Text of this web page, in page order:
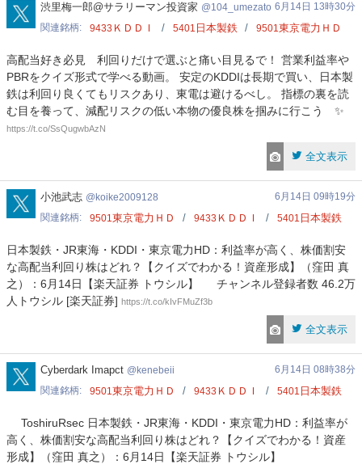
104_umezato
渋里梅一郎@サラリーマン投資家 104_umezato 6月14日 13時30分
関連銘柄
9433 ＫＤＤＩ 5401 日本製鉄 9501東京電力ＨＤ
高配当好き必見 利回りだけで選ぶと痛い目見るで！ 営業利益率や
PBRをクイズ形式で学べる動画。 安定のKDDIは長期で買い、日本製
鉄は利回り良くてもリスクあり、東電は避けるべし。 指標の裏を読
む目を養って、減配リスクの低い本物の優良株を掴みに行こう ✨
https://t.co/SsQugwbAzN
全文表示
koike2009128
小池武志 koike2009128
6月14日 09時19分
関連銘柄
9501東京電力ＨＤ 9433 ＫＤＤＩ 5401 日本製鉄
日本製鉄・JR東海・KDDI・東京電力HD：利益率が高く、株価割安
な高配当利回り株はどれ？【クイズでわかる！資産形成】（窪田 真
之）：6月14日【楽天証券 トウシル】 チャンネル登録者数 46.2万
人トウシル [楽天証券] https://t.co/kIvFMuZf3b
全文表示
kenebeii
Cyberdark Imapct kenebeii
6月14日 08時38分
関連銘柄
9501東京電力ＨＤ 9433 ＫＤＤＩ 5401 日本製鉄
ToshiruRsec 日本製鉄・JR東海・KDDI・東京電力HD：利益率が
高く、株価割安な高配当利回り株はどれ？【クイズでわかる！資産
形成】（窪田 真之）：6月14日【楽天証券 トウシル】